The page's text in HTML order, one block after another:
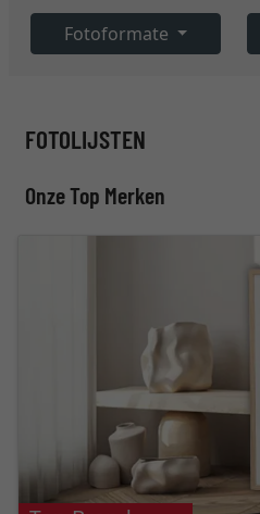
Fotoformate
FOTOLIJSTEN
Onze Top Merken